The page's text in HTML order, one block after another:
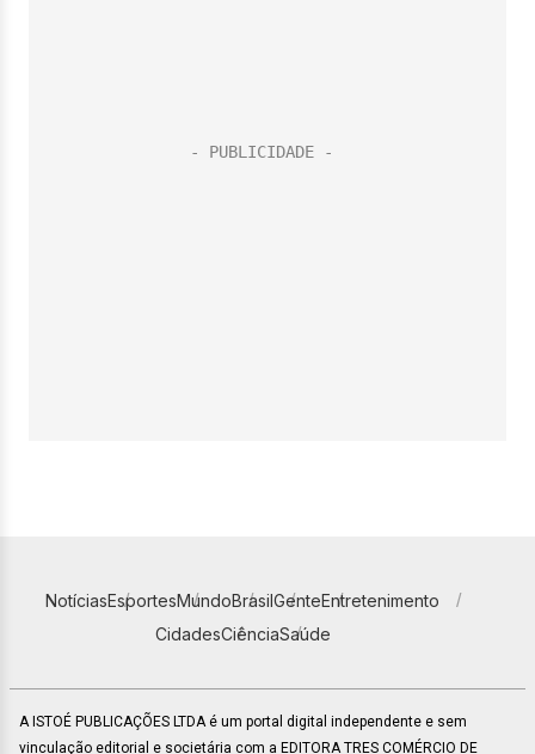
NotíciasEsportesMundoBrasilGenteEntretenimento
CidadesCiênciaSaúde
A ISTOÉ PUBLICAÇÕES LTDA é um portal digital independente e sem
vinculação editorial e societária com a EDITORA TRES COMÉRCIO DE